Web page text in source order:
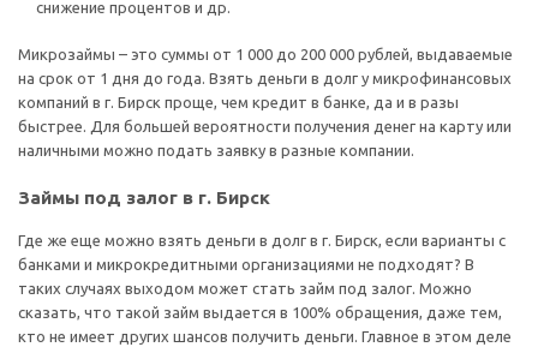
снижение процентов и др.
Микрозаймы – это суммы от 1 000 до 200 000 рублей, выдаваемые
на срок от 1 дня до года. Взять деньги в долг у микрофинансовых
компаний в г. Бирск проще, чем кредит в банке, да и в разы
быстрее. Для большей вероятности получения денег на карту или
наличными можно подать заявку в разные компании.
Займы под залог в г. Бирск
Где же еще можно взять деньги в долг в г. Бирск, если варианты с
банками и микрокредитными организациями не подходят? В
таких случаях выходом может стать займ под залог. Можно
сказать, что такой займ выдается в 100% обращения, даже тем,
кто не имеет других шансов получить деньги. Главное в этом деле